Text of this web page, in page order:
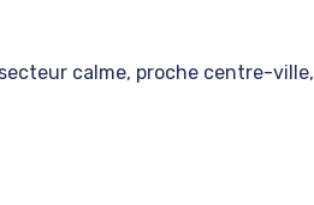
calme, proche centre-ville,